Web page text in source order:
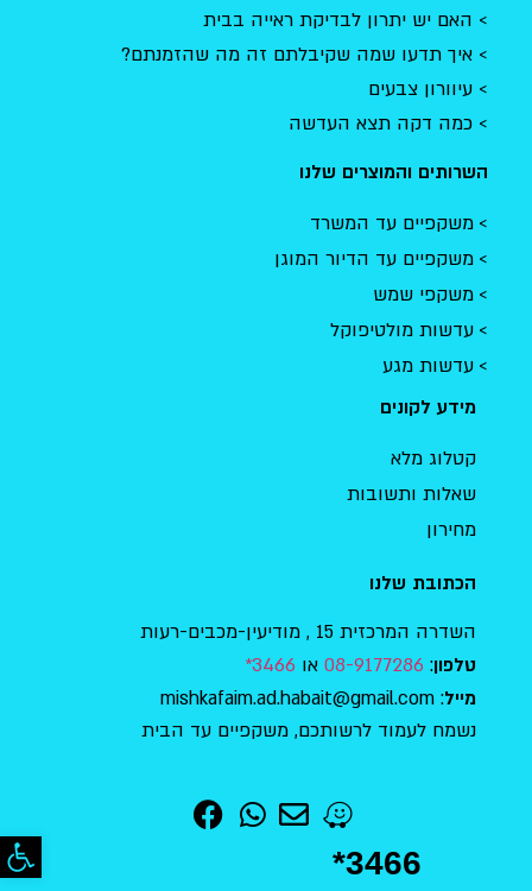
האם יש יתרון לבדיקת ראייה בבית
איך תדעו שמה שקיבלתם זה מה שהזמנתם?
עיוורון צבעים
כמה דקה תצא העדשה
השרותים והמוצרים שלנו
משקפיים עד המשרד
משקפיים עד הדיור המוגן
משקפי שמש
עדשות מולטיפוקל
עדשות מגע
מידע לקונים
קטלוג מלא
שאלות ותשובות
מחירון
הכתובת שלנו
השדרה המרכזית 15 , מודיעין-מכבים-רעות
טלפון:
08-9177286 או 3466*
מייל: mishkafaim.ad.habait@gmail.com
נשמח לעמוד לרשותכם, משקפיים עד הבית
*3466 פתח